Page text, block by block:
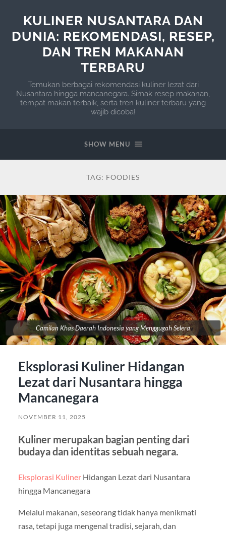
KULINER NUSANTARA DAN
DUNIA: REKOMENDASI, RESEP,
DAN TREN MAKANAN
TERBARU
Temukan berbagai rekomendasi kuliner lezat dari
Nusantara hingga mancanegara. Simak resep makanan,
tempat makan terbaik, serta tren kuliner terbaru yang
wajib dicoba!
SHOW MENU
TAG: FOODIES
Camilan Khas Daerah Indonesia yang Menggugah Selera
Eksplorasi Kuliner Hidangan
Lezat dari Nusantara hingga
Mancanegara
NOVEMBER 11, 2025
Kuliner merupakan bagian penting dari
budaya dan identitas sebuah negara.
Eksplorasi KulinerHidangan Lezat dari Nusantara
hingga Mancanegara
Melalui makanan, seseorang tidak hanya menikmati
rasa, tetapi juga mengenal tradisi, sejarah, dan